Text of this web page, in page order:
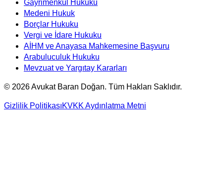
Gayrimenkul Hukuku
Medeni Hukuk
Borçlar Hukuku
Vergi ve İdare Hukuku
AİHM ve Anayasa Mahkemesine Başvuru
Arabuluculuk Hukuku
Mevzuat ve Yargıtay Kararları
© 2026Avukat Baran Doğan. Tüm Hakları Saklıdır.
Gizlilik PolitikasıKVKK Aydınlatma Metni